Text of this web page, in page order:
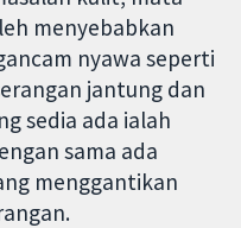
menyebabkan
nyawa seperti
jantung dan
sedia ada ialah
sama ada
menggantikan